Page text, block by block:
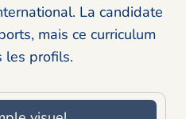
La candidate
mais ce curriculum
les profils.